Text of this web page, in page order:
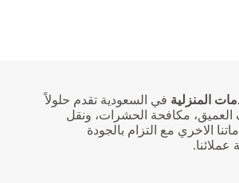
المنزلية في السعودية تقدم حلولاً
العميق، مكافحة الحشرات، ونقل
الاخري مع التزام بالجودة
عملائنا.